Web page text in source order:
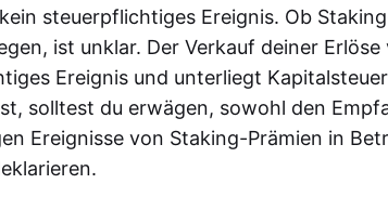
steuerpflichtiges Ereignis. Ob
ist unklar. Der Verkauf deiner
Ereignis und unterliegt
solltest du erwägen, sowohl den
Ereignisse von Staking-Prämien in